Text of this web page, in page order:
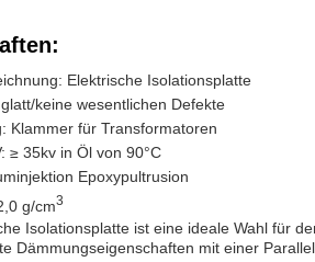
Elektrische Isolationsplatte
keine wesentlichen Defekte
Klammer für Transformatoren
≥ 35kv in Öl von 90°C
Epoxypultrusion
g/cm3
Isolationsplatte ist eine ideale Wahl für
Dämmungseigenschaften mit einer